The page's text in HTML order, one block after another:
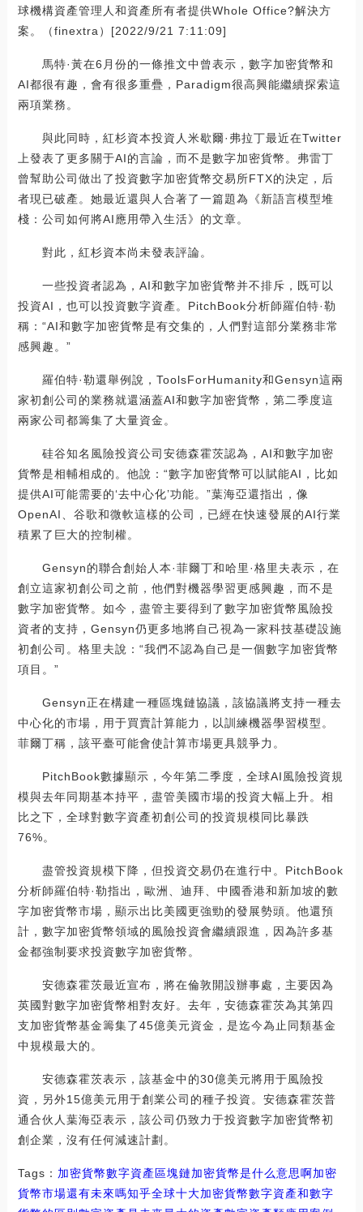
球機構資產管理人和資產所有者提供Whole Office?解決方
案。（finextra）[2022/9/21 7:11:09]
馬特·黃在6月份的一條推文中曾表示，數字加密貨幣和
AI都很有趣，會有很多重疊，Paradigm很高興能繼續探索這
兩項業務。
與此同時，紅杉資本投資人米歇爾·弗拉丁最近在Twitter
上發表了更多關于AI的言論，而不是數字加密貨幣。弗雷丁
曾幫助公司做出了投資數字加密貨幣交易所FTX的決定，后
者現已破產。她最近還與人合著了一篇題為《新語言模型堆
棧：公司如何將AI應用帶入生活》的文章。
對此，紅杉資本尚未發表評論。
一些投資者認為，AI和數字加密貨幣并不排斥，既可以
投資AI，也可以投資數字資產。PitchBook分析師羅伯特·勒
稱：“AI和數字加密貨幣是有交集的，人們對這部分業務非常
感興趣。”
羅伯特·勒還舉例說，ToolsForHumanity和Gensyn這兩
家初創公司的業務就還涵蓋AI和數字加密貨幣，第二季度這
兩家公司都籌集了大量資金。
硅谷知名風險投資公司安德森霍茨認為，AI和數字加密
貨幣是相輔相成的。他說：“數字加密貨幣可以賦能AI，比如
提供AI可能需要的‘去中心化’功能。”葉海亞還指出，像
OpenAI、谷歌和微軟這樣的公司，已經在快速發展的AI行業
積累了巨大的控制權。
Gensyn的聯合創始人本·菲爾丁和哈里·格里夫表示，在
創立這家初創公司之前，他們對機器學習更感興趣，而不是
數字加密貨幣。如今，盡管主要得到了數字加密貨幣風險投
資者的支持，Gensyn仍更多地將自己視為一家科技基礎設施
初創公司。格里夫說：“我們不認為自己是一個數字加密貨幣
項目。”
Gensyn正在構建一種區塊鏈協議，該協議將支持一種去
中心化的市場，用于買賣計算能力，以訓練機器學習模型。
菲爾丁稱，該平臺可能會使計算市場更具競爭力。
PitchBook數據顯示，今年第二季度，全球AI風險投資規
模與去年同期基本持平，盡管美國市場的投資大幅上升。相
比之下，全球對數字資產初創公司的投資規模同比暴跌
76%。
盡管投資規模下降，但投資交易仍在進行中。PitchBook
分析師羅伯特·勒指出，歐洲、迪拜、中國香港和新加坡的數
字加密貨幣市場，顯示出比美國更強勁的發展勢頭。他還預
計，數字加密貨幣領域的風險投資會繼續跟進，因為許多基
金都強制要求投資數字加密貨幣。
安德森霍茨最近宣布，將在倫敦開設辦事處，主要因為
英國對數字加密貨幣相對友好。去年，安德森霍茨為其第四
支加密貨幣基金籌集了45億美元資金，是迄今為止同類基金
中規模最大的。
安德森霍茨表示，該基金中的30億美元將用于風險投
資，另外15億美元用于創業公司的種子投資。安德森霍茨普
通合伙人葉海亞表示，該公司仍致力于投資數字加密貨幣初
創企業，沒有任何減速計劃。
Tags： 加密貨幣數字資產區塊鏈加密貨幣是什么意思啊加密
貨幣市場還有未來嗎知乎全球十大加密貨幣數字資產和數字